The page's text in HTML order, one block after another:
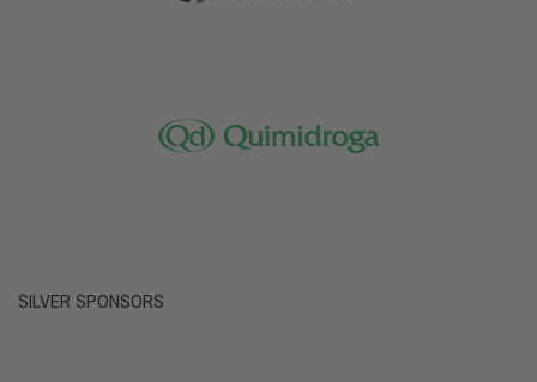
SILVER SPONSORS